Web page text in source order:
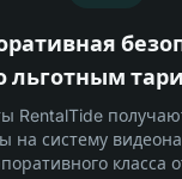
льготным
RentalTide
на систему
класса